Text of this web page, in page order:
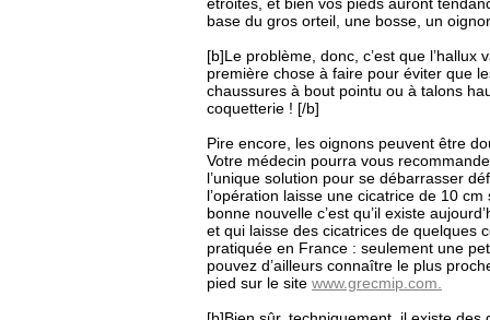
base du gros orteil, une bosse, un
[b]Le problème, donc, c’est que
première chose à faire pour éviter que
chaussures à bout pointu ou à talons
coquetterie ! [/b]
Pire encore, les oignons peuvent être
Votre médecin pourra vous
l’unique solution pour se débarrasser
l’opération laisse une cicatrice de 10
bonne nouvelle c’est qu’il existe
et qui laisse des cicatrices de quelques
pratiquée en France : seulement une
pouvez d’ailleurs connaître le plus
pied sur le site www.grecmip.com.